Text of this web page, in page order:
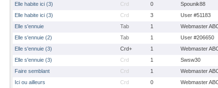
Elle habite ici (3)
Crd 0
Spounik88
Elle habite ici (3)
Crd 3
User #51183
Elle s'ennuie
Tab 1
Webmaster
Elle s'ennuie (2)
Tab 1
User #206650
Elle s'ennuie (3)
Crd+ 1
Webmaster
Elle s'ennuie (3)
Crd 1
Swsw30
Faire semblant
Crd 1
Webmaster
Ici ou ailleurs
Crd 0
Webmaster